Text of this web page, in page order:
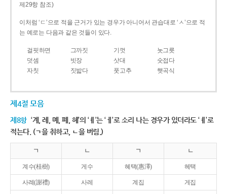
제29항 참조)
이처럼 ‘ㄷ’으로 적을 근거가 있는 경우가 아니어서 관습대로 ‘ㅅ’으로 적
는 예로는 다음과 같은 것들이 있다.
걸핏하면 그까짓 기껏
놋그릇
덧셈
빗장 삿대
숫접다
자칫
짓밟다 풋고추 햇곡식
제4절 모음
제8항 ‘계, 례, 몌, 폐, 혜’의 ‘ㅖ’는 ‘ㅔ’로 소리 나는 경우가 있더라도 ‘ㅖ’로
적는다. (ㄱ을 취하고, ㄴ을 버림.)
ㄱ ㄴ ㄱ ㄴ
계수(桂樹) 게수 혜택(惠澤) 헤택
사례(謝禮) 사레 계집 게집